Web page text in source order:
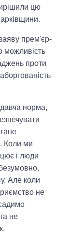
цю
прем'єр-
можливість
проти
норма,
Коли ми
і люди
Але коли
не
не